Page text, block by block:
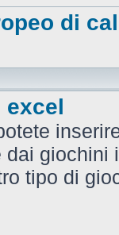
di
excel
dai giochini
tipo di